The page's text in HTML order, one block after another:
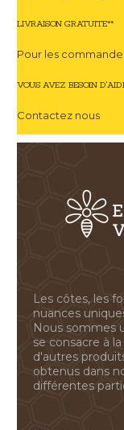
LIVRAISON GRATUITE**
Pour les
VOUS AVEZ BESOIN
Contactez nous
Les côtes, les
nuances
Nous sommes
se consacre à
d'autres
obtenus dans
différentes